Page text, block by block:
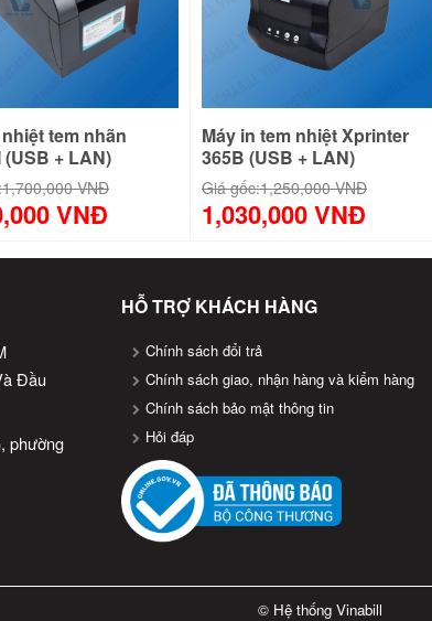
tem nhãn
(USB + LAN)
1,700,000 VNĐ
VNĐ
Máy in tem nhiệt Xprinter
365B (USB + LAN)
Giá gốc:1,250,000 VNĐ
1,030,000 VNĐ
Đầu
phường
HỖ TRỢ KHÁCH HÀNG
Chính sách đổi trả
Chính sách giao, nhận hàng và kiểm hàng
Chính sách bảo mật thông tin
Hỏi đáp
© Hệ thống Vinabill